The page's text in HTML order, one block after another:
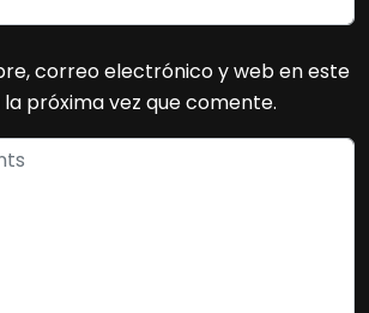
correo electrónico y web en este
próxima vez que comente.